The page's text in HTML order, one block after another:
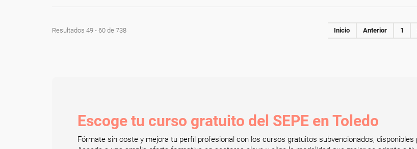
Resultados 49 - 60 de 738 Inicio Anterior 1
Escoge tu curso gratuito del SEPE en Toledo
Fórmate sin coste y mejora tu perfil profesional con los cursos gratuitos subvencionados,